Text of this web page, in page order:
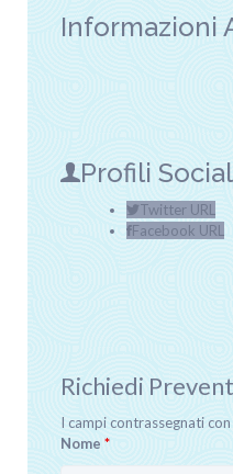
Informazioni
Profili Social
Twitter URL
Facebook URL
Richiedi
I campi contrassegnati con
Nome *